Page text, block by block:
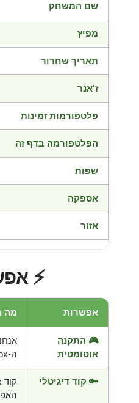
שם המשחק
מפיץ
תאריך שחרור
ז'אנר
פלטפורמות זמינות
הפלטפורמה בדף זה
שפות
אספקה
אזור
⚡
אפשרות מה
🎮 התקנה
אוטומטית
ה-Xbox שלכם
🔑 קוד דיגיטלי